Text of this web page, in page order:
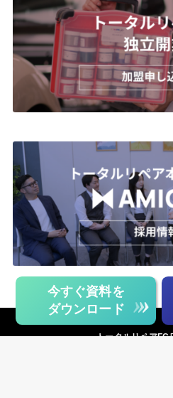
トータルリペアFC
今すぐ資料を
ダウンロード